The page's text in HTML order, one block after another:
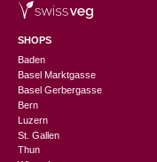
SHOPS
Baden
Basel Marktgasse
Basel Gerbergasse
Bern
Luzern
St. Gallen
Thun